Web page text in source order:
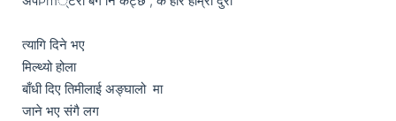
त्यागि दिने भए
मिल्थ्यो होला
बाँधी दिए तिमीलाई अङ्घालो  मा
जाने भए संगै लग